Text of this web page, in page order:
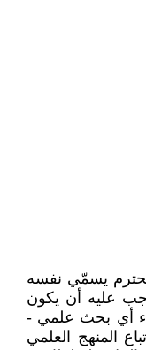
يسمّي نفسه
عليه أن يكون
أي بحث علمي -
المنهج العلمي